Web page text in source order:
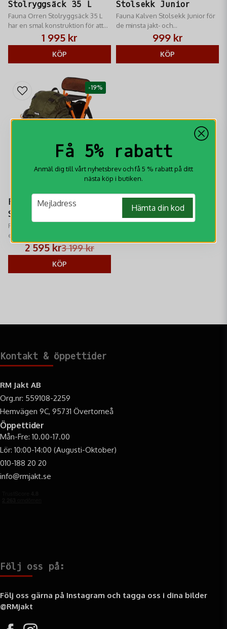
Stolryggsäck 35 L
Fauna Orren Stolryggsäck 35 L
har en smal konstruktion för att
du lättare ska kunna ta dig fram i
naturen
1 995 kr
KÖP
Stolsekk Junior
Fauna Kalven Stolsekk Junior för
de minsta jakt- och
friluftentusiasterna
999 kr
KÖP
Fauna Björnen Evo
Stolryggsäck
Fauna Björnen Evo är en tyst och
ergonomisk stolryggsäck med
fantastisk sittkomfort. Perfekt för
passjakt och långa dagar i
skogen. Slitstark design.
3 199 kr
2 595 kr
KÖP
-19%
Få 5% rabatt
Anmäl dig till vårt nyhetsbrev och få 5 % rabatt på ditt
nästa köp i butiken.
email
Mejladress Hämta din kod
Kontakt & öppettider
RM Jakt AB
Org.nr: 559108-2259
Hemvägen 9C, 95731 Övertorneå
Öppettider
Mån-Fre: 10.00-17.00
Lör: 10:00-14:00 (Augusti-Oktober)
010-188 20 20
info@rmjakt.se
Följ oss på:
Följ oss gärna på Instagram och tagga oss i dina bilder
@RMjakt